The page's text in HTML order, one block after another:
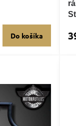
Do košíka